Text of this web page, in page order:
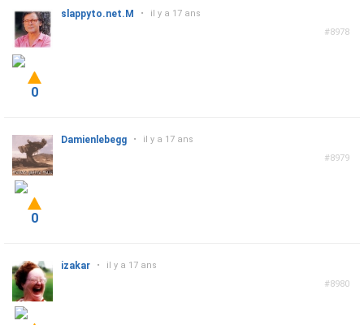
#8978
slappyto.net.M • il y a 17 ans
0
#8979
Damienlebegg • il y a 17 ans
0
#8980
izakar • il y a 17 ans